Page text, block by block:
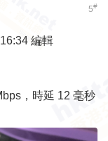
5#
編輯
，時延 12 毫秒